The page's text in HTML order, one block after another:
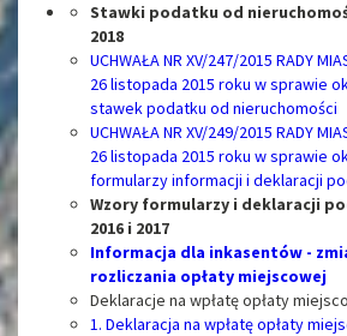
Stawki podatku od
2018
UCHWAŁA NR XV/247/2015 RADY
26 listopada 2015 roku w sprawie
stawek podatku od nieruchomości
UCHWAŁA NR XV/249/2015 RADY
26 listopada 2015 roku w sprawie
formularzy informacji i deklaracji
Wzory formularzy i deklaracji
2016 i 2017
Informacja dla inkasentów -
rozliczania opłaty miejscowej
Deklaracje na wpłatę opłaty
1. Deklaracja na wpłatę opłaty